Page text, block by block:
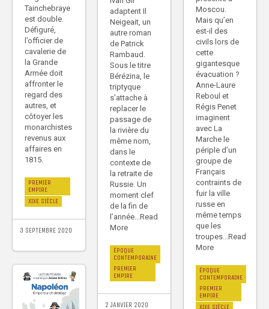
Tainchebraye
est double.
Défiguré,
l’officier de
cavalerie de
la Grande
Armée doit
affronter le
regard des
autres, et
côtoyer les
monarchistes
revenus aux
affaires en
1815.
PREMIER
EMPIRE
XIXE SIÈCLE
3 SEPTEMBRE 2020
adaptent Il
Neigeait, un
autre roman
de Patrick
Rambaud.
Sous le titre
Bérézina, le
triptyque
s’attache à
replacer le
passage de
la rivière du
même nom,
dans le
contexte de
la retraite de
Russie. Un
moment clef
de la fin de
l’année...Read
More
ÉPOQUE
CONTEMPORAINE
PREMIER
EMPIRE
2 JANVIER 2020
Moscou.
Mais qu’en
est-il des
civils lors de
cette
gigantesque
évacuation ?
Anne-Laure
Reboul et
Régis Penet
imaginent
avec La
Marche le
périple d’un
groupe de
Français
contraints de
fuir la ville
russe en
même temps
que les
troupes...Read
More
ÉPOQUE
CONTEMPORAINE
PREMIER
EMPIRE
XIXE SIÈCLE